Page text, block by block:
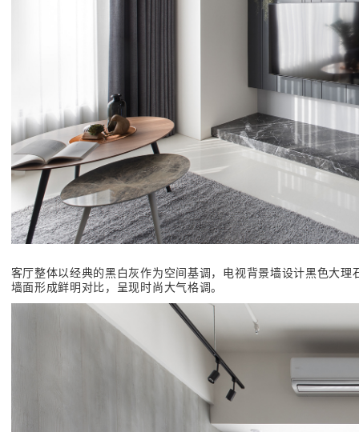
客厅整体以经典的黑白灰作为空间基调，电视背景墙设计黑色大
墙面形成鲜明对比，呈现时尚大气格调。